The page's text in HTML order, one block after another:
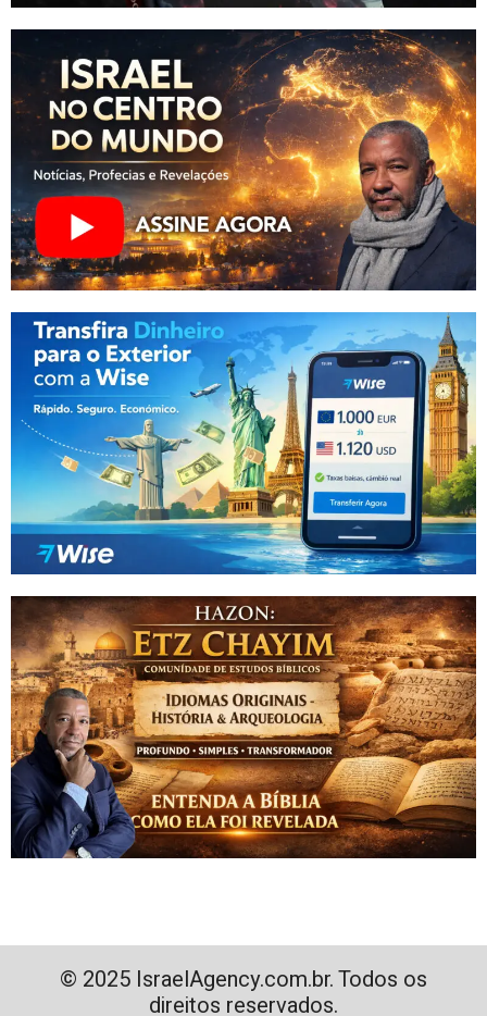
© 2025 IsraelAgency.com.br. Todos os
direitos reservados.